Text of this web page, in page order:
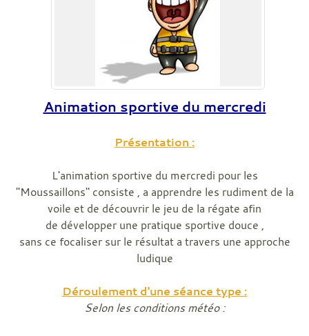
Animation sportive du mercredi
Présentation :
L'animation sportive du mercredi pour les
"Moussaillons" consiste , a apprendre les rudiment de la
voile et de découvrir le jeu de la régate afin
de développer une pratique sportive douce ,
sans ce focaliser sur le résultat a travers une approche
ludique
Déroulement d'une séance type :
Selon les conditions météo :